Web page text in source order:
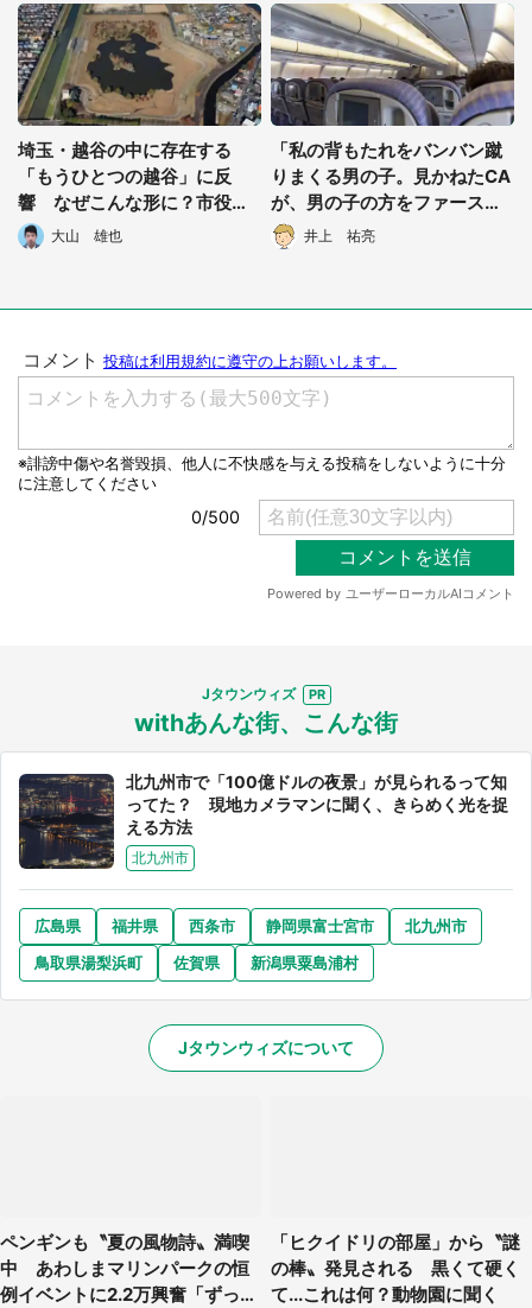
埼玉・越谷の中に存在する
「もうひとつの越谷」に反
響 なぜこんな形に？市役所
に聞くと...
大山 雄也
「私の背もたれをバンバン蹴
りまくる男の子。見かねたCA
が、男の子の方をファースト
クラスに...なんで私じゃない
の？」（兵庫県・50代女性）
井上 祐亮
Jタウンウィズ
withあんな街、こんな街
北九州市で「100億ドルの夜景」が見られるって知
ってた？ 現地カメラマンに聞く、きらめく光を捉
える方法
北九州市
広島県 福井県 西条市 静岡県富士宮市
北九州市
鳥取県湯梨浜町
佐賀県 新潟県粟島浦村
Jタウンウィズについて
ペンギンも〝夏の風物詩〟満喫
中 あわしまマリンパークの恒
例イベントに2.2万興奮「ずっと
「ヒクイドリの部屋」から〝謎
の棒〟発見される 黒くて硬く
て...これは何？動物園に聞く